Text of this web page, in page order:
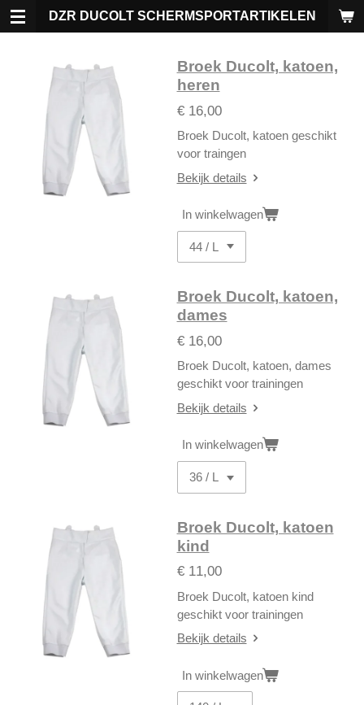
Ga
direct
hoofdinhoud
DZR DUCOLT SCHERMSPORTARTIKELEN
Broek Ducolt, katoen,
heren
€ 16,00
Broek Ducolt, katoen geschikt
voor traingen
Bekijk details
In winkelwagen
Broek Ducolt, katoen,
dames
€ 16,00
Broek Ducolt, katoen, dames
geschikt voor trainingen
Bekijk details
In winkelwagen
Broek Ducolt, katoen
kind
€ 11,00
Broek Ducolt, katoen kind
geschikt voor trainingen
Bekijk details
In winkelwagen